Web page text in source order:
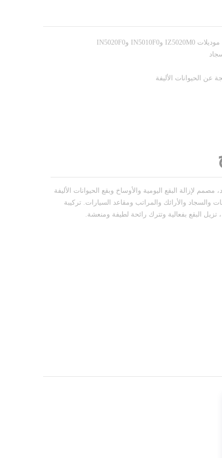
عن الحيوانات الأليفة
لإزالة البقع اليومية والأوساخ وبقع الحيوانات الأليفة
والسجاد والأرائك والمراتب ومقاعد السيارات. تركيبة
البقع بفعالية وتترك رائحة لطيفة ومنعشة.